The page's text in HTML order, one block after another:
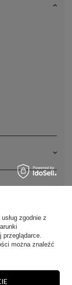
zgodnie z
przeglądarce.
można znaleźć